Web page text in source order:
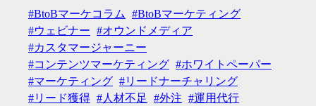
BtoBマーケコラム
BtoBマーケティング
ウェビナー
オウンドメディア
カスタマージャーニー
コンテンツマーケティング
ホワイトペーパー
マーケティング
リードナーチャリング
リード獲得
人材不足 外注 運用代行